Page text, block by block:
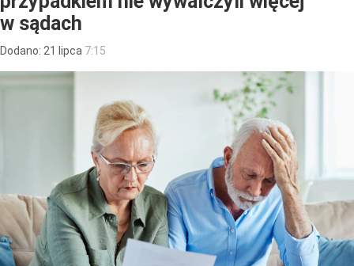
w sądach
Dodano: 21 lipca 7:15